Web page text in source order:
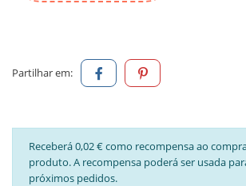
Partilhar em:
Receberá 0,02 € como recompensa ao
produto. A recompensa poderá ser usada
próximos pedidos.